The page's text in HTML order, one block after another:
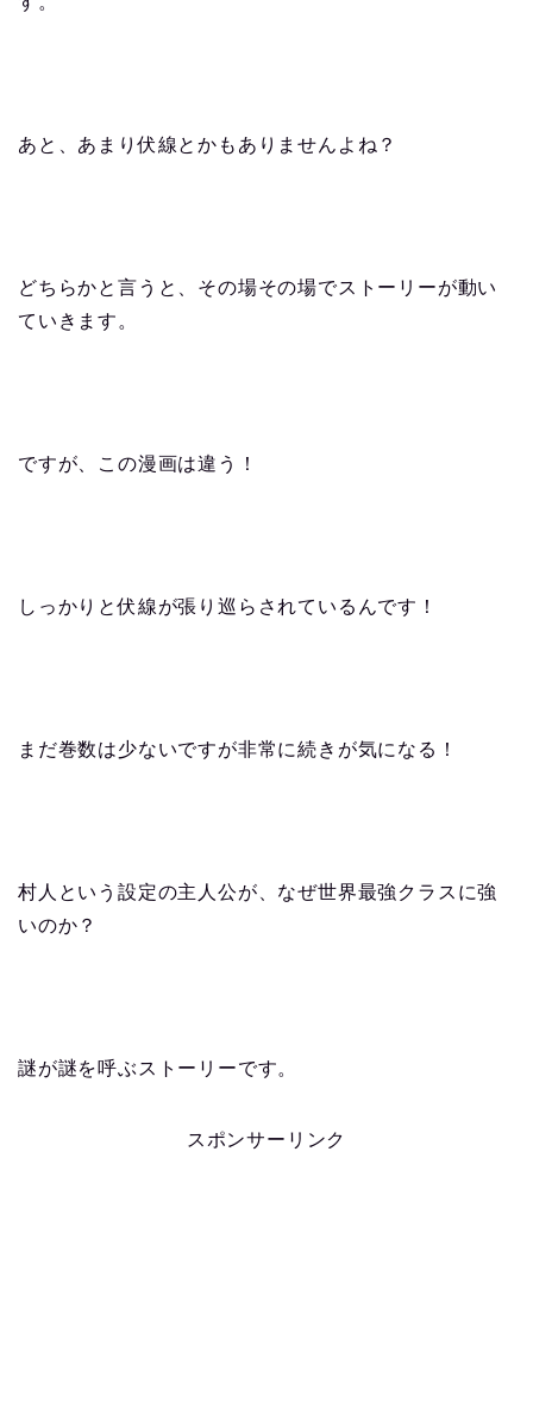
あと、あまり伏線とかもありませんよね？
どちらかと言うと、その場その場でストーリーが動い
ていきます。
ですが、この漫画は違う！
しっかりと伏線が張り巡らされているんです！
まだ巻数は少ないですが非常に続きが気になる！
村人という設定の主人公が、なぜ世界最強クラスに強
いのか？
謎が謎を呼ぶストーリーです。
スポンサーリンク